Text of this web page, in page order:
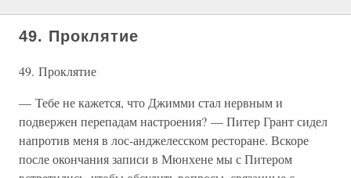
49. Проклятие
49. Проклятие
— Тебе не кажется, что Джимми стал нервным и
подвержен перепадам настроения? — Питер Грант сидел
напротив меня в лос-анджелесском ресторане. Вскоре
после окончания записи в Мюнхене мы с Питером